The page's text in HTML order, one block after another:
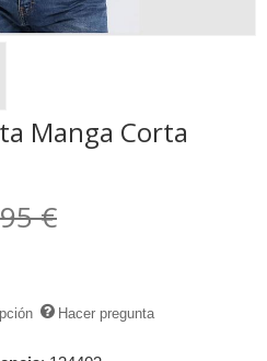
Manga Corta
€
Hacer pregunta